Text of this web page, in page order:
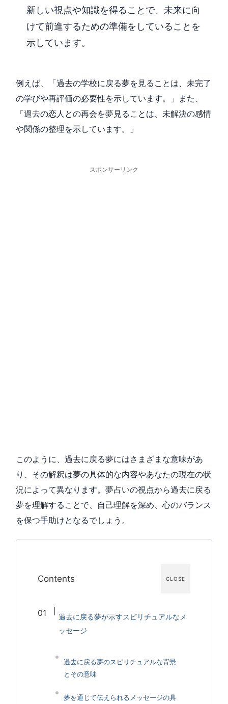
新しい視点や知識を得ることで、未来に向
けて前進するための準備をしていることを
示しています。
例えば、「過去の学校に戻る夢を見ることは、未完了
の学びや再評価の必要性を示しています。」また、
「過去の恋人との再会を夢見ることは、未解決の感情
や関係の整理を示しています。」
スポンサーリンク
このように、過去に戻る夢にはさまざまな意味があ
り、その解釈は夢の具体的な内容やあなたの現在の状
況によって異なります。夢占いの視点から過去に戻る
夢を理解することで、自己理解を深め、心のバランス
を保つ手助けとなるでしょう。
CLOSE
Contents
過去に戻る夢が示すスピリチュアルなメ
ッセージ
過去に戻る夢のスピリチュアルな背景
とその意味
夢を通じて伝えられるメッセージの具